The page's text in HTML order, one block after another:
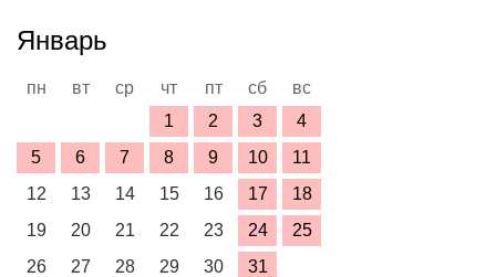
Январь
пн вт ср чт пт сб
вс
1
2 3
4
5
6 7 8 9 10
11
12
13 14 15 16 17
18
19
20 21 22 23 24
25
26
27 28 29 30 31